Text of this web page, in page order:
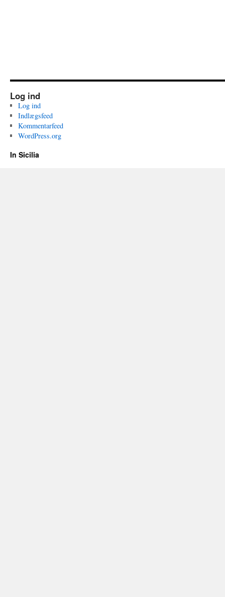
Log ind
Log ind
Indlægsfeed
Kommentarfeed
WordPress.org
In Sicilia